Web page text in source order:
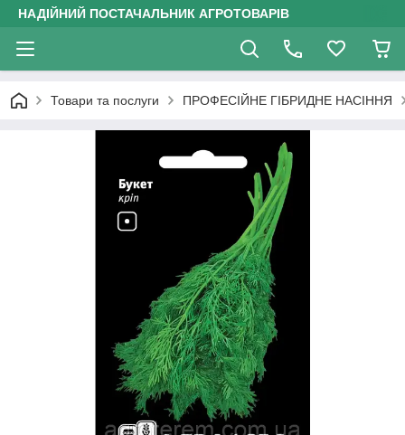
НАДІЙНИЙ ПОСТАЧАЛЬНИК АГРОТОВАРІВ
Товари та послуги ПРОФЕСІЙНЕ ГІБРИДНЕ НАСІННЯ